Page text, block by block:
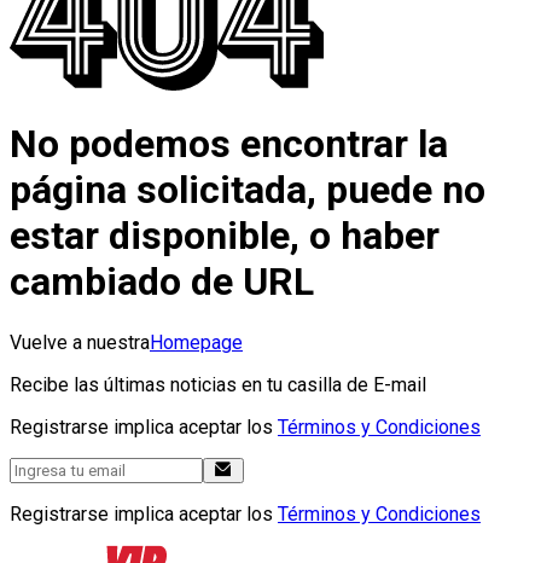
No podemos encontrar la
página solicitada, puede no
estar disponible, o haber
cambiado de URL
Vuelve a nuestraHomepage
Recibe las últimas noticias en tu casilla de E-mail
Registrarse implica aceptar los Términos y Condiciones
Registrarse implica aceptar los Términos y Condiciones